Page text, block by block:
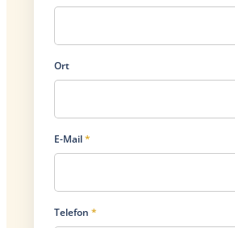
Ort
E-Mail*
Telefon *